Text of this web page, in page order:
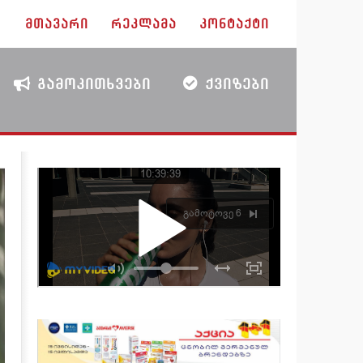
ᲛᲗᲐᲕᲐᲠᲘ ᲠᲔᲙᲚᲐᲛᲐ ᲙᲝᲜᲢᲐᲥᲢᲘ
ᲒᲐᲛᲝᲙᲘᲗᲮᲕᲔᲑᲘ ᲥᲕᲘᲖᲔᲑᲘ